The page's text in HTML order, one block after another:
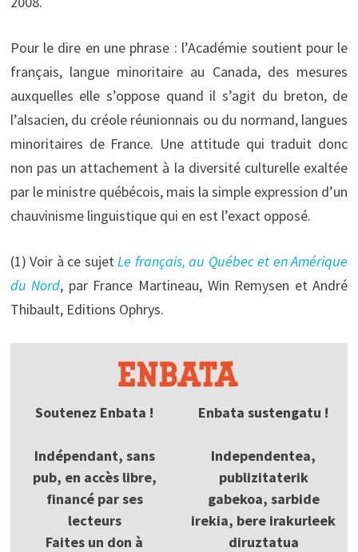
Pour le dire en une phrase : l’Académie soutient pour le
français, langue minoritaire au Canada, des mesures
auxquelles elle s’oppose quand il s’agit du breton, de
l’alsacien, du créole réunionnais ou du normand, langues
minoritaires de France. Une attitude qui traduit donc
non pas un attachement à la diversité culturelle exaltée
par le ministre québécois, mais la simple expression d’un
chauvinisme linguistique qui en est l’exact opposé.
(1) Voir à ce sujetLe français, au Québec et en Amérique
du Nord, par France Martineau, Win Remysen et André
Thibault, Editions Ophrys.
Soutenez Enbata !
Indépendant, sans
pub, en accès libre,
financé par ses
lecteurs
Faites un don à
Enbata sustengatu !
Independentea,
publizitaterik
gabekoa, sarbide
irekia, bere irakurleek
diruztatua